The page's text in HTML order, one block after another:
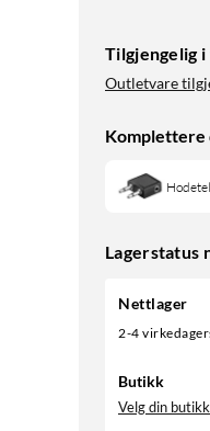
Tilgjengelig
Outletvare
Komplettere
Lagerstatus
Nettlager
2-4
Butikk
Velg din butikk